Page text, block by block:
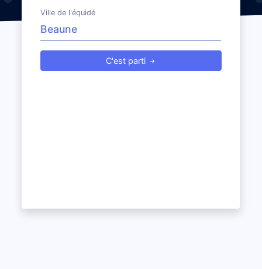
Ville de l'équidé
C'est parti